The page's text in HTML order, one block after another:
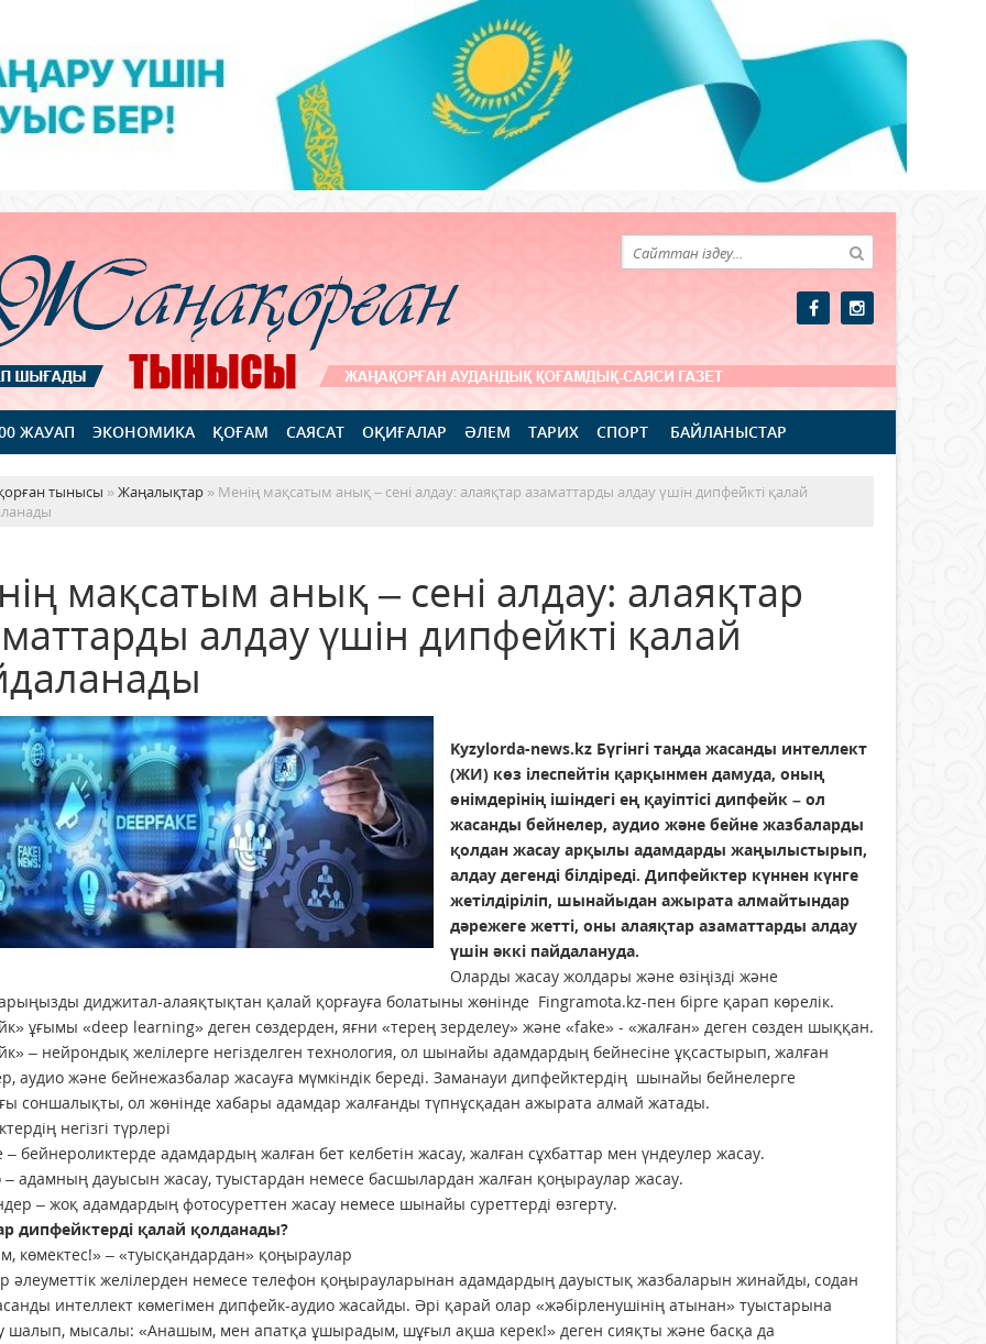
ЖАУАП ЭКОНОМИКА ҚОҒАМ САЯСАТ ОҚИҒАЛАР ӘЛЕМ ТАРИХ СПОРТ БАЙЛАНЫСТАР
тынысы »Жаңалықтар » Менің мақсатым анық – сені алдау: алаяқтар азаматтарды алдау үшін дипфейкті қалай
мақсатым анық – сені алдау: алаяқтар
алдау үшін дипфейкті қалай
Kyzylorda-news.kz Бүгінгі таңда жасанды интеллект
(ЖИ) көз ілеспейтін қарқынмен дамуда, оның
өнімдерінің ішіндегі ең қауіптісі дипфейк – ол
жасанды бейнелер, аудио және бейне жазбаларды
қолдан жасау арқылы адамдарды жаңылыстырып,
алдау дегенді білдіреді. Дипфейктер күннен күнге
жетілдіріліп, шынайыдан ажырата алмайтындар
дәрежеге жетті, оны алаяқтар азаматтарды алдау
үшін әккі пайдалануда.
Оларды жасау жолдары және өзіңізді және
диджитал-алаяқтықтан қалай қорғауға болатыны жөнінде Fingramota.kz-пен бірге қарап көрелік.
ұғымы «deep learning» деген сөздерден, яғни «терең зерделеу» және «fake» - «жалған» деген сөзден шыққан.
– нейрондық желілерге негізделген технология, ол шынайы адамдардың бейнесіне ұқсастырып, жалған
аудио және бейнежазбалар жасауға мүмкіндік береді. Заманауи дипфейктердің шынайы бейнелерге
соншалықты, ол жөнінде хабары адамдар жалғанды түпнұсқадан ажырата алмай жатады.
негізгі түрлері
– бейнероликтерде адамдардың жалған бет келбетін жасау, жалған сұхбаттар мен үндеулер жасау.
– адамның дауысын жасау, туыстардан немесе басшылардан жалған қоңыраулар жасау.
– жоқ адамдардың фотосуреттен жасау немесе шынайы суреттерді өзгерту.
дипфейктерді қалай қолданады?
көмектес!» – «туысқандардан» қоңыраулар
әлеуметтік желілерден немесе телефон қоңырауларынан адамдардың дауыстық жазбаларын жинайды, содан
интеллект көмегімен дипфейк-аудио жасайды. Әрі қарай олар «жәбірленушінің атынан» туыстарына
шалып, мысалы: «Анашым, мен апатқа ұшырадым, шұғыл ақша керек!» деген сияқты және басқа да